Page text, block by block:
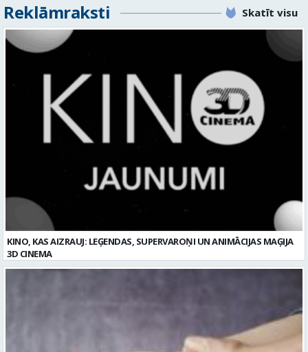
Reklāmraksti Skatīt visu
KINO, KAS AIZRAUJ: LEĢENDAS, SUPERVAROŅI UN ANIMĀCIJAS MAĢIJA
3D CINEMA